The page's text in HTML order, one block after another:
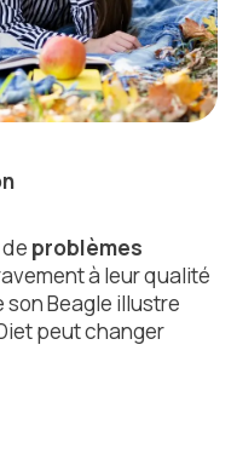
problèmes
à leur qualité
son Beagle illustre
peut changer